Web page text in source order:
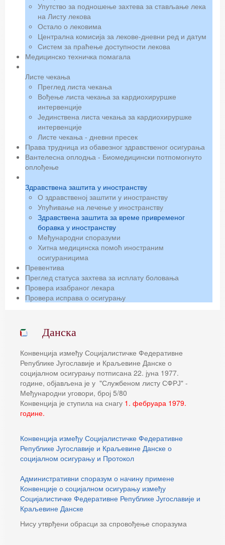
Упутство за подношење захтева за стављање лека
на Листу лекова
Остало о лековима
Централна комисија за лекове-дневни ред и датум
Систем за праћење доступности лекова
Медицинско техничка помагала
Листе чекања
Преглед листа чекања
Вођење листа чекања за кардиохируршке
интервенције
Јединствена листа чекања за кардиохируршке
интервенције
Листе чекања - дневни пресек
Права трудница из обавезног здравственог осигурања
Вантелесна оплодња - Биомедицински потпомогнуто
оплођење
Здравствена заштита у иностранству
О здравственој заштити у иностранству
Упућивање на лечење у иностранству
Здравствена заштита за време привременог
боравка у иностранству
Међународни споразуми
Хитна медицинска помоћ иностраним
осигураницима
Превентива
Преглед статуса захтева за исплату боловања
Провера изабраног лекара
Провера исправа о осигурању
Данска
Конвенција између Социјалистичке Федеративне
Републике Југославије и Краљевине Данске о
социјалном осигурању потписана 22. јуна 1977.
године, објављена је у "Службеном листу СФРЈ" -
Међународни уговори, број 5/80
Конвенција је ступила на снагу 1. фебруара 1979.
године.
Конвенција између Социјалистичке Федеративне
Републике Југославије и Краљевине Данске о
социјалном осигурању и Протокол
Административни споразум о начину примене
Конвенције о социјалном осигурању између
Социјалистичке Федеративне Републике Југославије и
Краљевине Данске
Нису утврђени обрасци за спровођење споразума